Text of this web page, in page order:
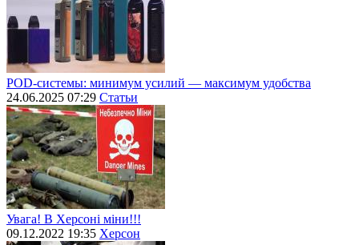
POD-системы: минимум усилий — максимум удобства
24.06.2025 07:29 Статьи
Увага! В Херсоні міни!!!
09.12.2022 19:35 Херсон